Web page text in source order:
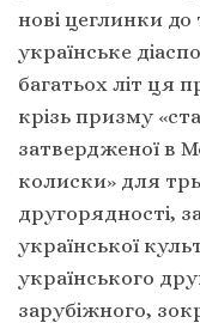
нові цеглинки до
українське
багатьох літ ця
крізь призму
затвердженої в
колиски» для
другорядності,
української
українського
зарубіжного,